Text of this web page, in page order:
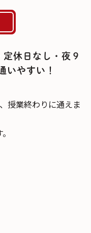
休日なし・夜９
いやすい！
授業終わりに通えま